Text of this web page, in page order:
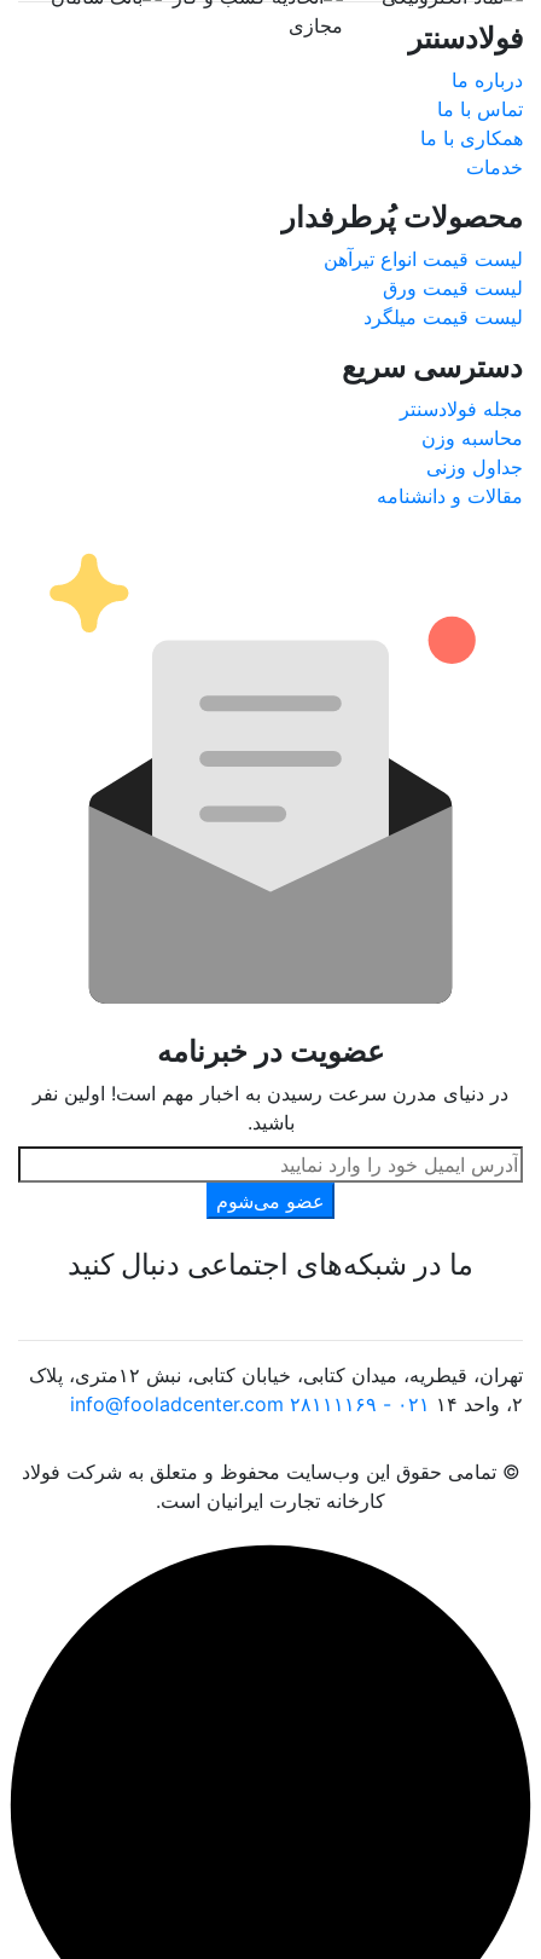
فولادسنتر
درباره ما
تماس با ما
همکاری با ما
خدمات
محصولات پُرطرفدار
لیست قیمت انواع تیرآهن
لیست قیمت ورق
لیست قیمت میلگرد
دسترسی سریع
مجله فولادسنتر
محاسبه وزن
جداول وزنی
مقالات و دانشنامه
عضویت در خبرنامه
در دنیای مدرن سرعت رسیدن به اخبار مهم است! اولین نفر
باشید.
عضو می‌شوم
ما در شبکه‌های اجتماعی دنبال کنید
تهران، قیطریه، میدان کتابی، خیابان کتابی، نبش ۱۲متری، پلاک
۲، واحد ۱۴
۰۲۱ - ۲۸۱۱۱۱۶۹ info@fooladcenter.com
© تمامی حقوق این وب‌سایت محفوظ و متعلق به شرکت فولاد
کارخانه تجارت ایرانیان است.